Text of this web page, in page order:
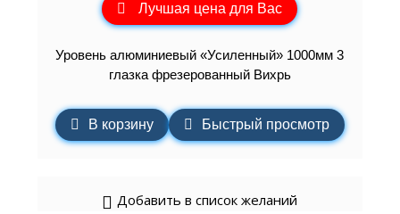
Лучшая цена для Вас
Уровень алюминиевый «Усиленный» 1000мм 3
глазка фрезерованный Вихрь
В корзину Быстрый просмотр
Добавить в список желаний